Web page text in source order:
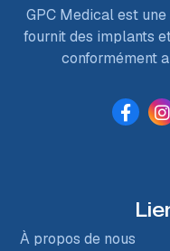
GPC Medical est
fournit des implants
conformément
À propos de nous